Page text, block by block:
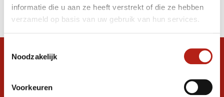
informatie die u aan ze heeft verstrekt of die ze hebben
verzameld op basis van uw gebruik van hun services.
Noodzakelijk
Voorkeuren
Filter
Sorteren op
Snel antwoord op je vraag?
graag verder. 24/7